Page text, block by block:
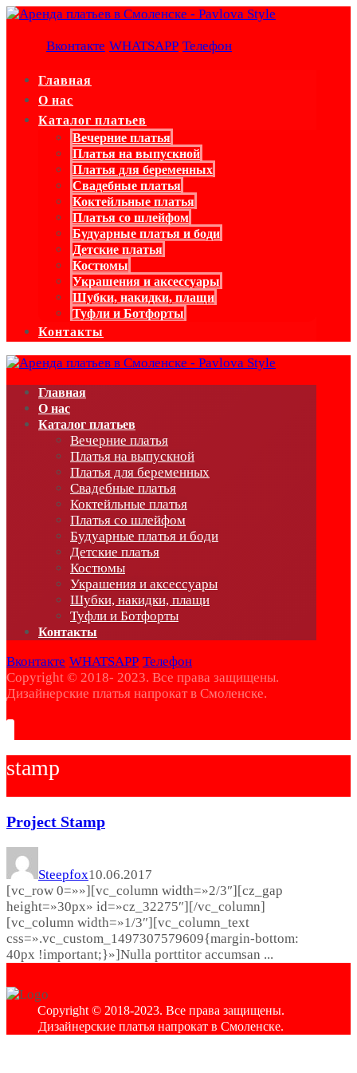
Вконтакте WHATSAPP Телефон
Главная
О нас
Каталог платьев
Вечерние платья
Платья на выпускной
Платья для беременных
Свадебные платья
Коктейльные платья
Платья со шлейфом
Будуарные платья и боди
Детские платья
Костюмы
Украшения и аксессуары
Шубки, накидки, плащи
Туфли и Ботфорты
Контакты
Главная
О нас
Каталог платьев
Вечерние платья
Платья на выпускной
Платья для беременных
Свадебные платья
Коктейльные платья
Платья со шлейфом
Будуарные платья и боди
Детские платья
Костюмы
Украшения и аксессуары
Шубки, накидки, плащи
Туфли и Ботфорты
Контакты
Вконтакте WHATSAPP Телефон
Copyright © 2018- 2023. Все права защищены.
Дизайнерские платья напрокат в Смоленске.
stamp
Project Stamp
Steepfox10.06.2017
[vc_row 0=»»][vc_column width=»2/3″][cz_gap
height=»30px» id=»cz_32275″][/vc_column]
[vc_column width=»1/3″][vc_column_text
css=».vc_custom_1497307579609{margin-bottom:
40px !important;}»]Nulla porttitor accumsan ...
Copyright © 2018-2023. Все права защищены.
Дизайнерские платья напрокат в Смоленске.